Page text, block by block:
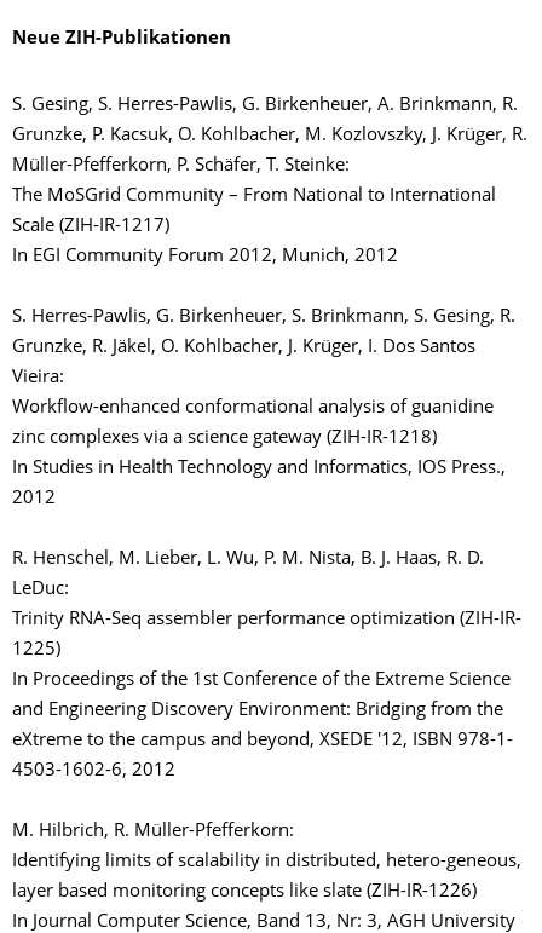
Neue ZIH-Publikationen
S. Gesing, S. Herres-Pawlis, G. Birkenheuer, A. Brinkmann, R.
Grunzke, P. Kacsuk, O. Kohlbacher, M. Kozlovszky, J. Krüger, R.
Müller-Pfefferkorn, P. Schäfer, T. Steinke:
The MoSGrid Community – From National to International
Scale (ZIH-IR-1217)
In EGI Community Forum 2012, Munich, 2012
S. Herres-Pawlis, G. Birkenheuer, S. Brinkmann, S. Gesing, R.
Grunzke, R. Jäkel, O. Kohlbacher, J. Krüger, I. Dos Santos
Vieira:
Workflow-enhanced conformational analysis of guanidine
zinc complexes via a science gateway (ZIH-IR-1218)
In Studies in Health Technology and Informatics, IOS Press.,
2012
R. Henschel, M. Lieber, L. Wu, P. M. Nista, B. J. Haas, R. D.
LeDuc:
Trinity RNA-Seq assembler performance optimization (ZIH-IR-
1225)
In Proceedings of the 1st Conference of the Extreme Science
and Engineering Discovery Environment: Bridging from the
eXtreme to the campus and beyond, XSEDE '12, ISBN 978-1-
4503-1602-6, 2012
M. Hilbrich, R. Müller-Pfefferkorn:
Identifying limits of scalability in distributed, hetero-geneous,
layer based monitoring concepts like slate (ZIH-IR-1226)
In Journal Computer Science, Band 13, Nr: 3, AGH University